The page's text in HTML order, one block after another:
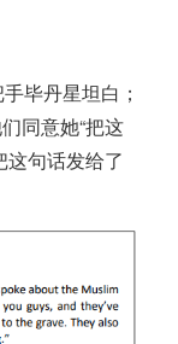
毕丹星坦白；
同意她“把这
这句话发给了